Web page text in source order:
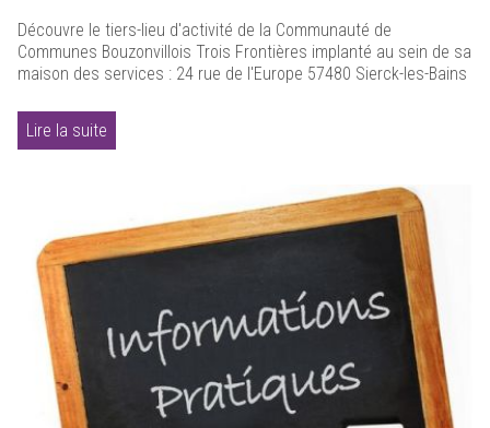
Découvre le tiers-lieu d'activité de la Communauté de
Communes Bouzonvillois Trois Frontières implanté au sein de sa
maison des services : 24 rue de l'Europe 57480 Sierck-les-Bains
Lire la suite